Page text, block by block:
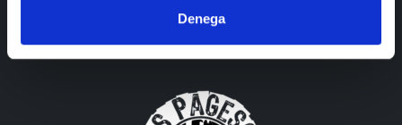
Denega